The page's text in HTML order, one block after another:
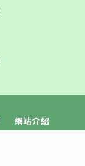
網站介紹